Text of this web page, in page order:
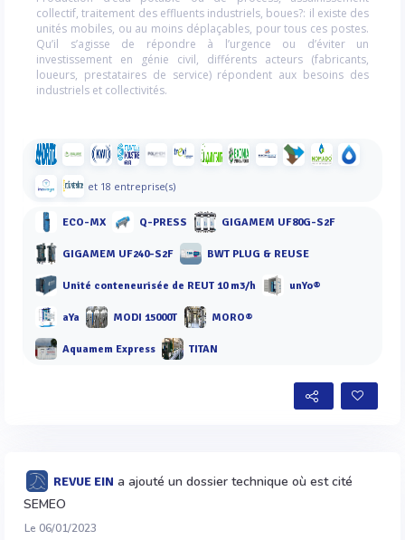
collectif, traitement des effluents industriels, boues?: il existe des
unités mobiles, ou au moins déplaçables, pour tous ces postes.
Qu’il s’agisse de répondre à l’urgence ou d’éviter un
investissement en génie civil, différents acteurs (fabricants,
loueurs, prestataires de service) répondent aux besoins des
industriels et collectivités.
et 18 entreprise(s)
ECO-MX Q-PRESS GIGAMEM UF80G-S2F
GIGAMEM UF240-S2F BWT PLUG & REUSE
Unité conteneurisée de REUT 10 m3/h unYo®
aYa MODI 15000T MORO®
Aquamem Express TITAN
REVUE EIN a ajouté un dossier technique où est cité
SEMEO
Le 06/01/2023